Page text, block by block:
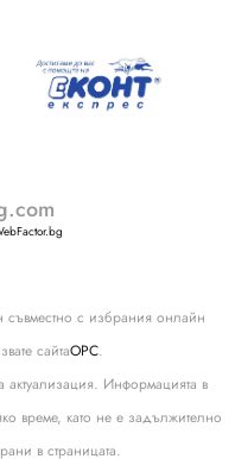
с избрания онлайн
сайтаОРС.
актуализация. Информацията в
време, като не е задължително
в страницата.